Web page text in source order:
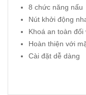
8 chức năng nấu
Nút khởi động
Khoá an toàn đối
Hoàn thiện với
Cài đặt dễ dàng